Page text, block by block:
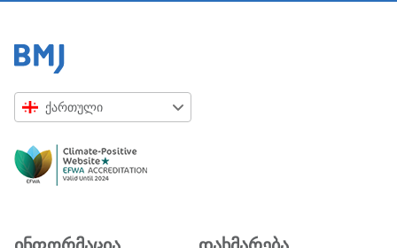
ქართული
Русский